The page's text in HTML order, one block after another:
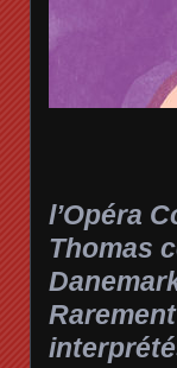
l’Opéra
Thomas